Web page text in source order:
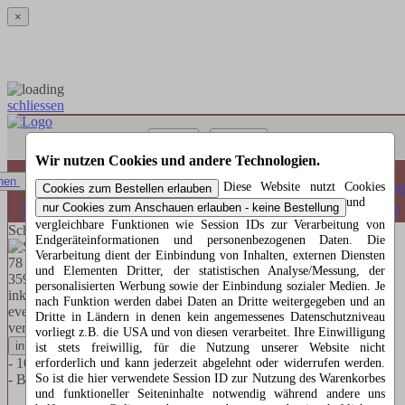
×
schliessen
Wir nutzen Cookies und andere Technologien.
Diese Website nutzt Cookies
und
vergleichbare Funktionen wie Session IDs zur Verarbeitung von
Endgeräteinformationen und personenbezogenen Daten. Die
Verarbeitung dient der Einbindung von Inhalten, externen Diensten
und Elementen Dritter, der statistischen Analyse/Messung, der
personalisierten Werbung sowie der Einbindung sozialer Medien. Je
nach Funktion werden dabei Daten an Dritte weitergegeben und an
Dritte in Ländern in denen kein angemessenes Datenschutzniveau
vorliegt z.B. die USA und von diesen verarbeitet. Ihre Einwilligung
ist stets freiwillig, für die Nutzung unserer Website nicht
erforderlich und kann jederzeit abgelehnt oder widerrufen werden.
So ist die hier verwendete Session ID zur Nutzung des Warenkorbes
und funktioneller Seiteninhalte notwendig während andere uns
0 Artikel
Warenkorb
Menü Suchen
Startseite » LED-Bogen » Schwibbogen Weihnachtsmarkt - 78 cm
Schwibbogen Weihnachtsmarkt - 78 cm
359.00 EUR
inkl. der gesetzlichen MwSt. von 19 % = 57.32 EUR
eventuell zzgl. Versand - ab 200 Euro Bestellwert in BRD
versandkostenfrei - Versandkosten
- 10 Kerzen mit LED-Beleuchtung
- Breite 78 cm, Höhe 45 cm, Tiefe 8 cm